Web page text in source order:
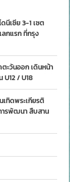
นีเซีย 3-1 เซต
กแรก ที่กรุง
ะวันออก เดินหน้า
/ U18
ทิดพระเกียรติ
ารพัฒนา สืบสาน